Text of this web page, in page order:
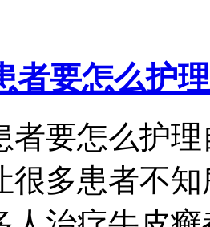
者要怎么护理
者要怎么护
很多患者不